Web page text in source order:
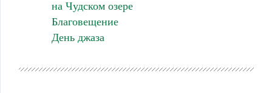
на Чудском озере
Благовещение
День джаза